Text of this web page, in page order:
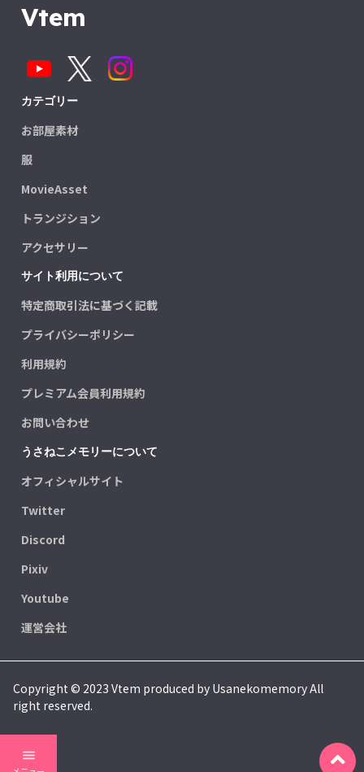
Vtem
カテゴリー
お部屋素材
服
MovieAsset
トランジション
アクセサリー
サイト利用について
特定商取引法に基づく記載
プライバシーポリシー
利用規約
プレミアム会員利用規約
お問い合わせ
うさねこメモリーについて
オフィシャルサイト
Twitter
Discord
Pixiv
Youtube
運営会社
Copyright © 2023 Vtem produced by Usanekomemory All
right reserved.
menu